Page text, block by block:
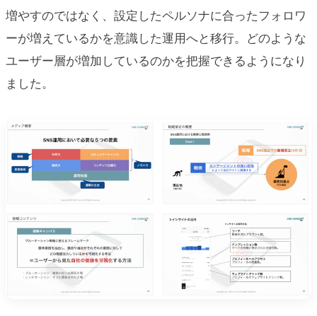
増やすのではなく、設定したペルソナに合ったフォロワ
ーが増えているかを意識した運用へと移行。どのような
ユーザー層が増加しているのかを把握できるようになり
ました。